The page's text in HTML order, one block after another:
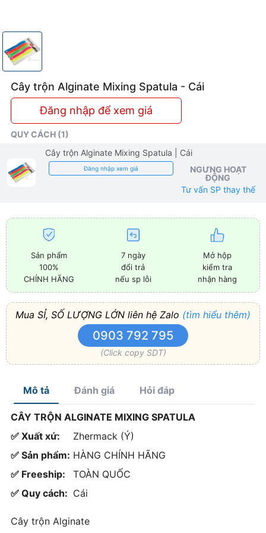
Cây trộn Alginate Mixing Spatula - Cái
Đăng nhập để xem giá
QUY CÁCH (1)
Cây trộn Alginate Mixing Spatula
| Cái
Đăng nhập xem giá
NGƯNG HOẠT
ĐỘNG
Tư vấn SP thay thế
Sản phẩm
100%
CHÍNH HÃNG
7 ngày
đổi trả
nếu sp lỗi
Mở hộp
kiểm tra
nhận hàng
Mua SỈ, SỐ LƯỢNG LỚN liên hệ Zalo (tìm hiểu thêm)
0903 792 795
(Click copy SDT)
Mô tả Đánh giá Hỏi đáp
CÂY TRỘN ALGINATE MIXING SPATULA
✅ Xuất xứ:
Zhermack (Ý)
✅ Sản phẩm: HÀNG CHÍNH HÃNG
✅ Freeship:
TOÀN QUỐC
✅ Quy cách: Cái
Cây trộn Alginate